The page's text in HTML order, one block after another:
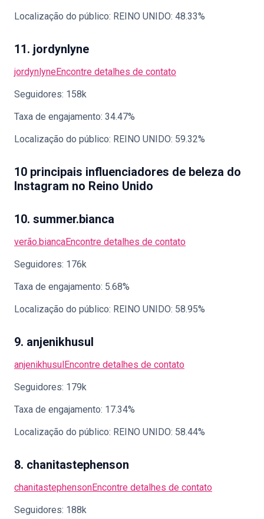
Localização do público: REINO UNIDO: 48.33%
11. jordynlyne
jordynlyneEncontre detalhes de contato
Seguidores: 158k
Taxa de engajamento: 34.47%
Localização do público: REINO UNIDO: 59.32%
10 principais influenciadores de beleza do
Instagram no Reino Unido
10. summer.bianca
verão.biancaEncontre detalhes de contato
Seguidores: 176k
Taxa de engajamento: 5.68%
Localização do público: REINO UNIDO: 58.95%
9. anjenikhusul
anjenikhusulEncontre detalhes de contato
Seguidores: 179k
Taxa de engajamento: 17.34%
Localização do público: REINO UNIDO: 58.44%
8. chanitastephenson
chanitastephensonEncontre detalhes de contato
Seguidores: 188k